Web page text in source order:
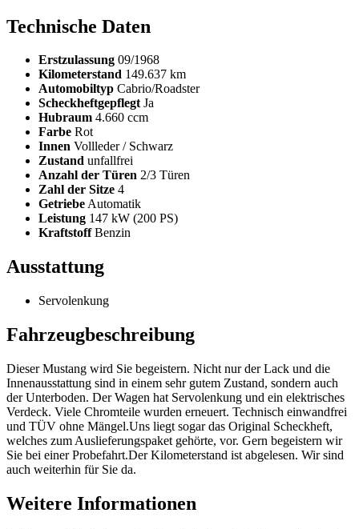
Technische Daten
Erstzulassung 09/1968
Kilometerstand 149.637 km
Automobiltyp Cabrio/Roadster
ScheckheftgepflegtJa
Hubraum 4.660 ccm
Farbe Rot
Innen Vollleder / Schwarz
Zustand unfallfrei
Anzahl der Türen 2/3 Türen
Zahl der Sitze 4
GetriebeAutomatik
Leistung 147 kW (200 PS)
KraftstoffBenzin
Ausstattung
Servolenkung
Fahrzeugbeschreibung
Dieser Mustang wird Sie begeistern. Nicht nur der Lack und die
Innenausstattung sind in einem sehr gutem Zustand, sondern auch
der Unterboden. Der Wagen hat Servolenkung und ein elektrisches
Verdeck. Viele Chromteile wurden erneuert. Technisch einwandfrei
und TÜV ohne Mängel.Uns liegt sogar das Original Scheckheft,
welches zum Auslieferungspaket gehörte, vor. Gern begeistern wir
Sie bei einer Probefahrt.Der Kilometerstand ist abgelesen. Wir sind
auch weiterhin für Sie da.
Weitere Informationen